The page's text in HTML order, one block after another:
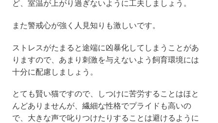
ど、室温が上がり過ぎないように工夫しましょう。
また警戒心が強く人見知りも激しいです。
ストレスがたまると途端に凶暴化してしまうことがあ
りますので、あまり刺激を与えないよう飼育環境には
十分に配慮しましょう。
とても賢い猫ですので、しつけに苦労することはほと
んどありませんが、繊細な性格でプライドも高いの
で、大きな声で叱りつけたりすることは避けるように